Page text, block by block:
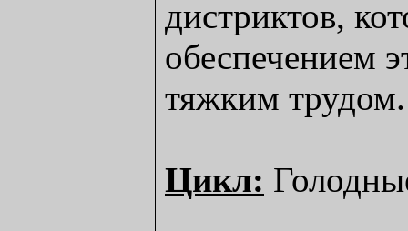
дистриктов,
обеспечением
тяжким трудом.
Цикл: